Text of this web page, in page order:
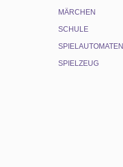
MÄRCHEN
SCHULE
SPIELAUTOMATEN
SPIELZEUG